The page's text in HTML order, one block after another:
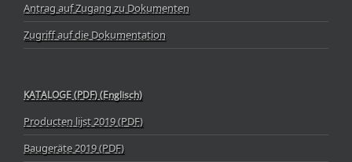
Antrag auf Zugang zu Dokumenten
Zugriff auf die Dokumentation
KATALOGE (PDF) (Englisch)
Producten lijst 2019 (PDF)
Baugeräte 2019 (PDF)